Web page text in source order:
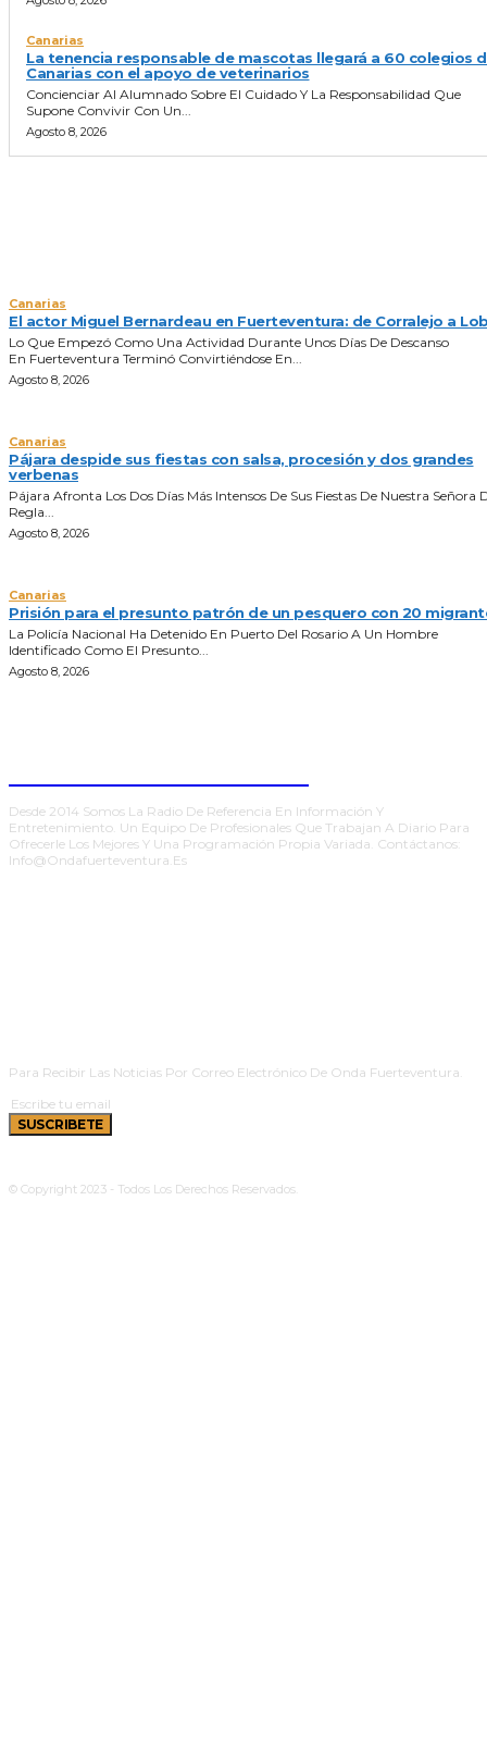
Canarias
La tenencia responsable de mascotas llegará a 60 colegios
Canarias con el apoyo de veterinarios
Concienciar Al Alumnado Sobre El Cuidado Y La Responsabilidad Que
Supone Convivir Con Un...
Agosto 8, 2026
Canarias
El actor Miguel Bernardeau en Fuerteventura: de Corralejo a
Lo Que Empezó Como Una Actividad Durante Unos Días De Descanso
En Fuerteventura Terminó Convirtiéndose En...
Agosto 8, 2026
Canarias
Pájara despide sus fiestas con salsa, procesión y dos grandes
verbenas
Pájara Afronta Los Dos Días Más Intensos De Sus Fiestas De Nuestra Señora
Regla...
Agosto 8, 2026
Canarias
Prisión para el presunto patrón de un pesquero con 20
La Policía Nacional Ha Detenido En Puerto Del Rosario A Un Hombre
Identificado Como El Presunto...
Agosto 8, 2026
Desde 2014 Somos La Radio De Referencia En Información Y
Entretenimiento. Un Equipo De Profesionales Que Trabajan A Diario Para
Ofrecerle Los Mejores Y Una Programación Propia Variada. Contáctanos:
Info@ondafuerteventura.es
Para Recibir Las Noticias Por Correo Electrónico De Onda Fuerteventura.
SUSCRIBETE
© Copyright 2023 - Todos Los Derechos Reservados.